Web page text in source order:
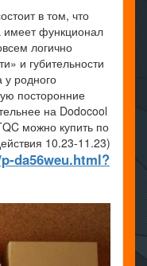
в том, что
имеет функционал
логично
и губительности
у родного
посторонние
на Dodocool
можно купить по
10.23-11.23)
da56weu.html?